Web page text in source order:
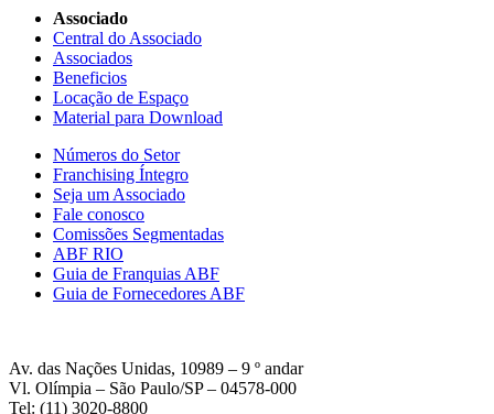
Associado
Central do Associado
Associados
Beneficios
Locação de Espaço
Material para Download
Números do Setor
Franchising Íntegro
Seja um Associado
Fale conosco
Comissões Segmentadas
ABF RIO
Guia de Franquias ABF
Guia de Fornecedores ABF
Av. das Nações Unidas, 10989 – 9 º andar
Vl. Olímpia – São Paulo/SP – 04578-000
Tel: (11) 3020-8800